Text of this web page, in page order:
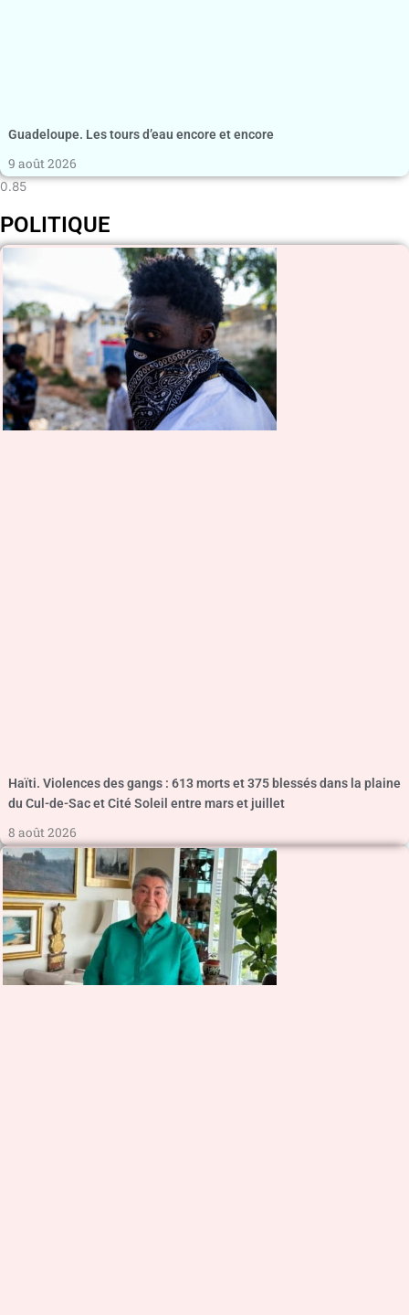
Guadeloupe. Les tours d’eau encore et encore
9 août 2026
POLITIQUE
Haïti. Violences des gangs : 613 morts et 375 blessés dans la plaine
du Cul-de-Sac et Cité Soleil entre mars et juillet
8 août 2026